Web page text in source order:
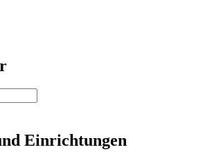
Einrichtungen